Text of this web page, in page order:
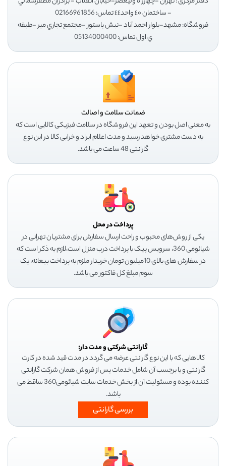
- ساختمان ٤٠ واحد٤٤ تماس: 02166961856
فروشگاه: مشهد-بلوار احمد آباد -نبش پاستور -مجتمع تجاري مير -طبقه
ي اول تماس: 05134000400
ضمانت سلامت و اصالت
به معنی اصل بودن و تعهد این فروشگاه در سلامت فیزیکی کالایی است که
به دست مشتری خواهد رسید و مدت اعلام ایراد و خرابی کالا در این نوع
گارانتی 48 ساعت می باشد.
پرداخت در محل
یکی از روش‌های محبوب و راحت ارسال سفارش برای مشتریان تهرانی در
شیائومی 360، سرویس پیک با پرداخت درب منزل است،لازم به ذکر است که
در سفارش های بالای 10میلیون تومان خریدار ملزم به پرداخت بیعانه، یک
سوم مبلغ کل فاکتور می باشد.
گارانتی شرکتی و مدت دار:
کالاهایی که با این نوع گارانتی عرضه می گردد در مدت قید شده در کارت
گارانتی و یا برچسب آن شامل خدمات پس از فروش همان شرکت گارانتی
کننده بوده و مسئولیت آن از بخش خدمات سایت شیائومی360 ساقط می
باشد.
بررسی گارانتی